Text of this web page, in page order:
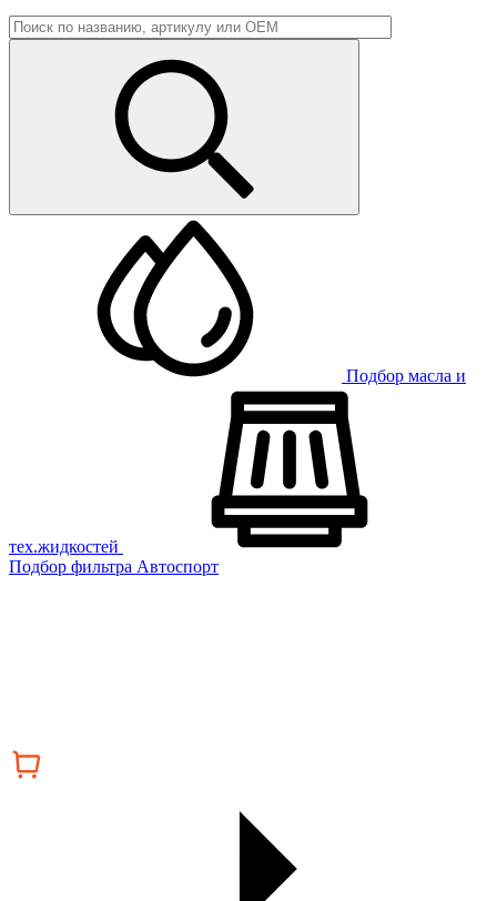
Подбор масла и
тех.жидкостей
Подбор фильтра Автоспорт